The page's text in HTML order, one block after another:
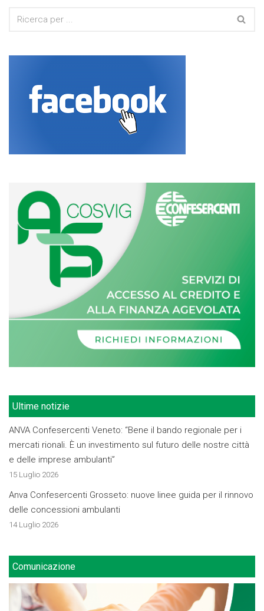
Ultime notizie
ANVA Confesercenti Veneto: “Bene il bando regionale per i
mercati rionali. È un investimento sul futuro delle nostre città
e delle imprese ambulanti”
15 Luglio 2026
Anva Confesercenti Grosseto: nuove linee guida per il rinnovo
delle concessioni ambulanti
14 Luglio 2026
Comunicazione